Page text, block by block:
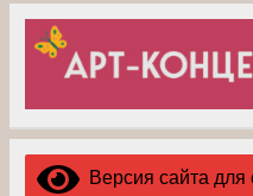
Версия сайта для